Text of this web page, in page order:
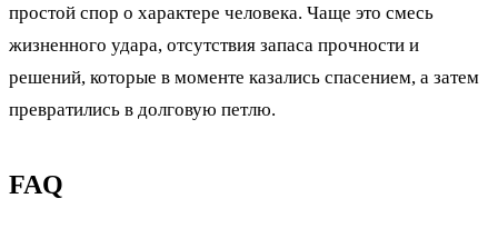
простой спор о характере человека. Чаще это смесь
жизненного удара, отсутствия запаса прочности и
решений, которые в моменте казались спасением, а затем
превратились в долговую петлю.
FAQ